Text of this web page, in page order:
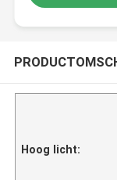
Hoog licht: